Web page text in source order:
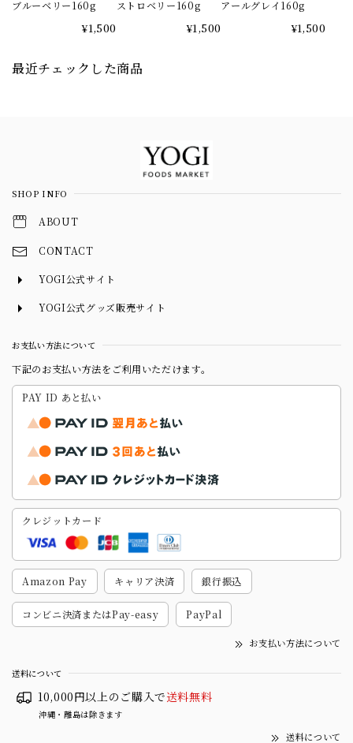
ブルーベリー160g
¥1,500
ストロベリー160g
¥1,500
アールグレイ160g
¥1,500
最近チェックした商品
SHOP INFO
ABOUT
CONTACT
YOGI公式サイト
YOGI公式グッズ販売サイト
お支払い方法について
下記のお支払い方法をご利用いただけます。
PAY ID あと払い
クレジットカード
Amazon Pay キャリア決済 銀行振込
コンビニ決済またはPay-easy PayPal
お支払い方法について
送料について
10,000円以上のご購入で送料無料
沖縄・離島は除きます
送料について